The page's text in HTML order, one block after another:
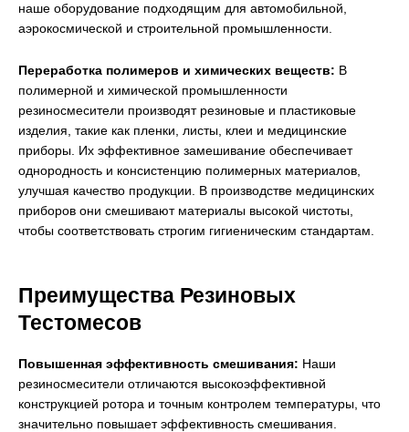
наше оборудование подходящим для автомобильной,
аэрокосмической и строительной промышленности.
Переработка полимеров и химических веществ: В
полимерной и химической промышленности
резиносмесители производят резиновые и пластиковые
изделия, такие как пленки, листы, клеи и медицинские
приборы. Их эффективное замешивание обеспечивает
однородность и консистенцию полимерных материалов,
улучшая качество продукции. В производстве медицинских
приборов они смешивают материалы высокой чистоты,
чтобы соответствовать строгим гигиеническим стандартам.
Преимущества Резиновых
Тестомесов
Повышенная эффективность смешивания: Наши
резиносмесители отличаются высокоэффективной
конструкцией ротора и точным контролем температуры, что
значительно повышает эффективность смешивания.